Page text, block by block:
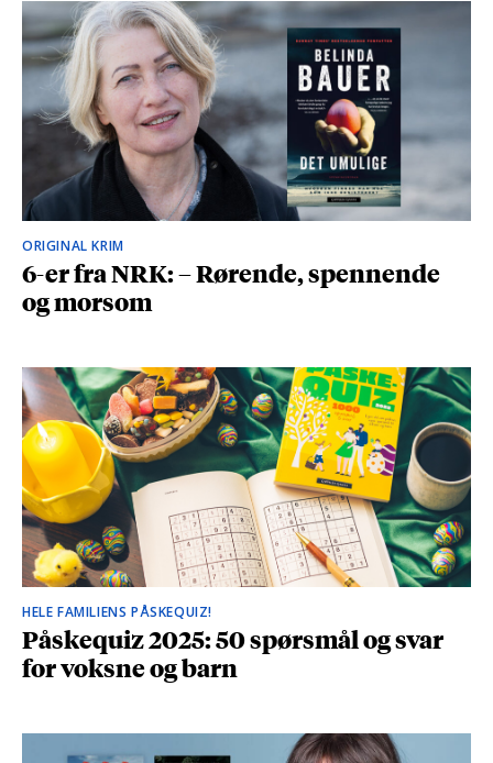
ORIGINAL KRIM
6-er fra NRK: – Rørende, spennende
og morsom
HELE FAMILIENS PÅSKEQUIZ!
Påskequiz 2025: 50 spørsmål og svar
for voksne og barn